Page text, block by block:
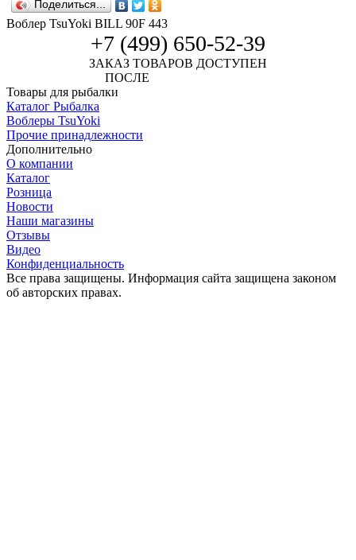
Поделиться...
Воблер TsuYoki BILL 90F 443
+7 (499) 650-52-39
ЗАКАЗ ТОВАРОВ ДОСТУПЕН
ПОСЛЕ
Товары для рыбалки
Каталог Рыбалка
Воблеры TsuYoki
Прочие принадлежности
Дополнительно
О компании
Каталог
Розница
Новости
Наши магазины
Отзывы
Видео
Конфиденциальность
Все права защищены. Информация сайта защищена законом
об авторских правах.